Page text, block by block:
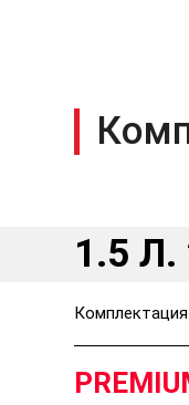
1.5 Л.
Комплектация